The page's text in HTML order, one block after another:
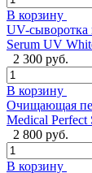
В корзину
UV-
Serum UV
2 300 руб.
В корзину
Очищающая
Medical
2 800 руб.
В корзину